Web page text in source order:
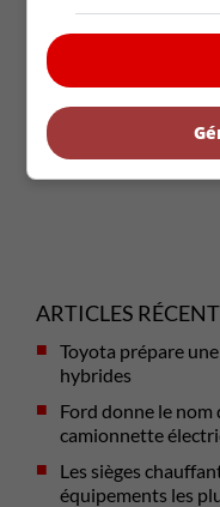
ARTICLES
Toyota prépare
hybrides
Ford donne le nom
camionnette
Les sièges
équipements les